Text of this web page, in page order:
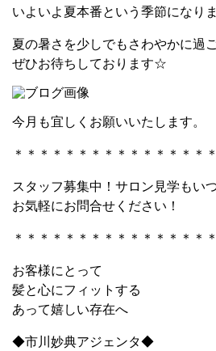
いよいよ夏本番という季節になりま
夏の暑さを少しでもさわやかに過
ぜひお待ちしております☆
今月も宜しくお願いいたします。
＊＊＊＊＊＊＊＊＊＊＊＊＊＊＊
スタッフ募集中！サロン見学もい
お気軽にお問合せください！
＊＊＊＊＊＊＊＊＊＊＊＊＊＊＊
お客様にとって
髪と心にフィットする
あって嬉しい存在へ
◆市川妙典アジェンタ◆